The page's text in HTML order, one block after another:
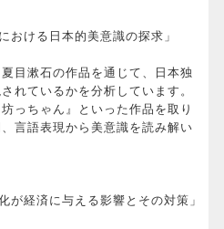
おける日本的美意識の探求」
目漱石の作品を通じて、日本独
れているかを分析しています。
っちゃん』といった作品を取り
言語表現から美意識を読み解い
が経済に与える影響とその対策」